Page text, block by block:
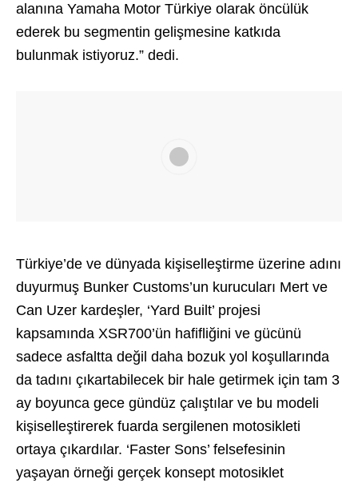
alanına Yamaha Motor Türkiye olarak öncülük
ederek bu segmentin gelişmesine katkıda
bulunmak istiyoruz.” dedi.
Türkiye’de ve dünyada kişiselleştirme üzerine adını
duyurmuş Bunker Customs’un kurucuları Mert ve
Can Uzer kardeşler, ‘Yard Built’ projesi
kapsamında XSR700’ün hafifliğini ve gücünü
sadece asfaltta değil daha bozuk yol koşullarında
da tadını çıkartabilecek bir hale getirmek için tam 3
ay boyunca gece gündüz çalıştılar ve bu modeli
kişiselleştirerek fuarda sergilenen motosikleti
ortaya çıkardılar. ‘Faster Sons’ felsefesinin
yaşayan örneği gerçek konsept motosiklet